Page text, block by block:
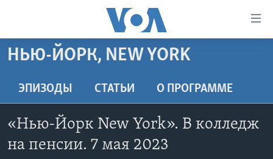
Перейти
на
контент
основной
ПРОГРАММЫ
НОВОСТИ ЗА МИНУТУ
УЧИМ АНГЛИЙСКИЙ
ЭКСПЕРТИЗА
ИНТЕРВЬЮ
НЬЮ-ЙОРК, NEW YORK
ЭПИЗОДЫ СТАТЬИ O ПРОГРАММЕ
«Нью-Йорк New York». В колледж
на пенсии. 7 мая 2023